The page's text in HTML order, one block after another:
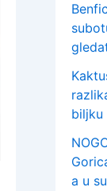
biljku
a u